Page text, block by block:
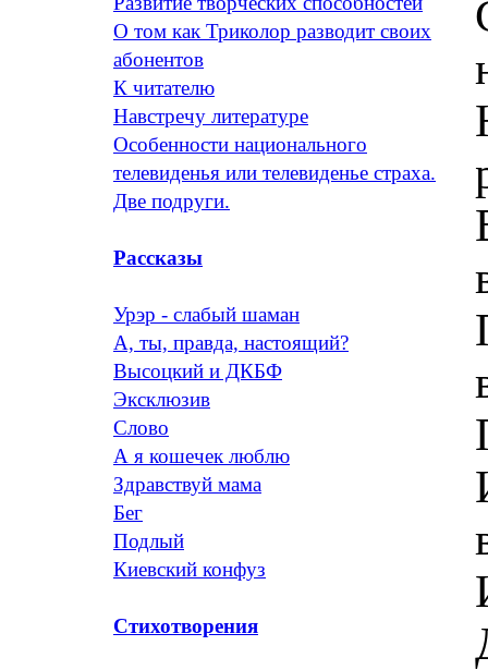
О том как Триколор разводит своих
абонентов
К читателю
Навстречу литературе
Особенности национального
телевиденья или телевиденье страха.
Две подруги.
Рассказы
Урэр - слабый шаман
А, ты, правда, настоящий?
Высоцкий и ДКБФ
Эксклюзив
Слово
А я кошечек люблю
Здравствуй мама
Бег
Подлый
Киевский конфуз
Стихотворения